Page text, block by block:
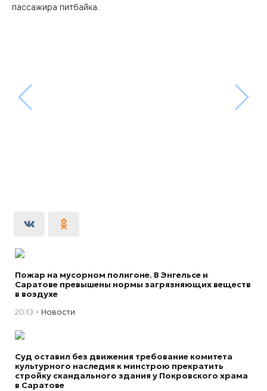
пассажира питбайка.
Пожар на мусорном полигоне. В Энгельсе и
Саратове превышены нормы загрязняющих веществ
в воздухе
20:13 Новости
Суд оставил без движения требование комитета
культурного наследия к минстрою прекратить
стройку скандального здания у Покровского храма
в Саратове